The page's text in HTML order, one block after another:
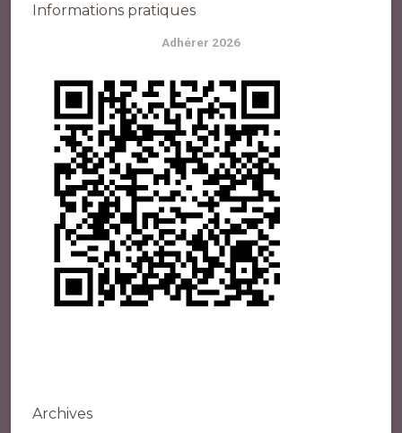
Informations pratiques
Adhérer 2026
Archives